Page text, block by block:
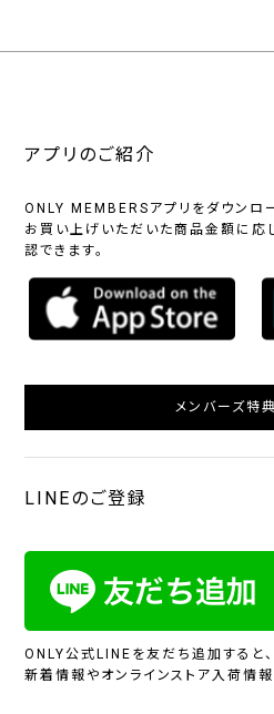
アプリのご紹介
ONLY MEMBERSアプリをダウンロー
お買い上げいただいた商品金額に応
認できます。
メンバーズ特
LINEのご登録
ONLY公式LINEを友だち追加すると、
新着情報やオンラインストア入荷情報